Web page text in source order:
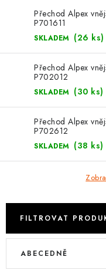
NÁŘADÍ
⭐ NEJLÉPE
🏷️ VÝPRODEJ
🎁 ODMĚNY ZA BODY
KONTAKT
TOPENÁŘSKÁ
OBCHODNÍ PODMÍNKY
Přechod Alpex
P701611
SKLADEM (26 ks)
Přechod Alpex
P702012
SKLADEM (30 ks)
Přechod Alpex
P702612
SKLADEM (38 ks)
FILTROVAT
V
Ř ABECEDNĚ